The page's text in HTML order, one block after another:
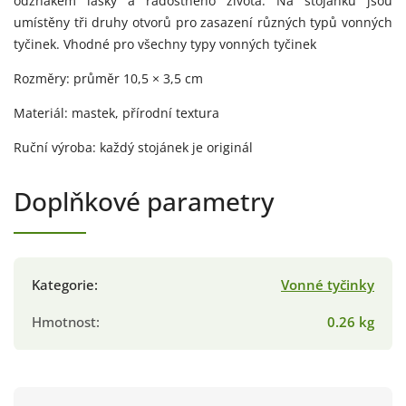
umístěny tři druhy otvorů pro zasazení různých typů vonných
tyčinek. Vhodné pro všechny typy vonných tyčinek
Rozměry: průměr 10,5 × 3,5 cm
Materiál: mastek, přírodní textura
Ruční výroba: každý stojánek je originál
Doplňkové parametry
Kategorie:
Vonné tyčinky
Hmotnost: 0.26 kg